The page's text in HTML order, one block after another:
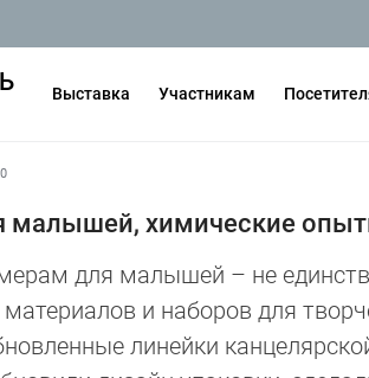
Выставка Участникам
малышей, химические
для малышей – не
материалов и наборов для
линейки